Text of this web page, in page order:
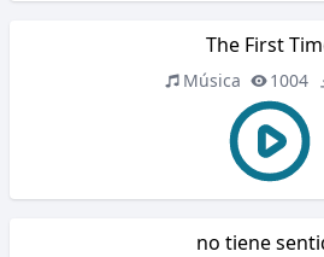
The First
Música 1004
no tiene